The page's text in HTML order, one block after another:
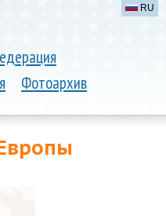
Фотоархив
RU